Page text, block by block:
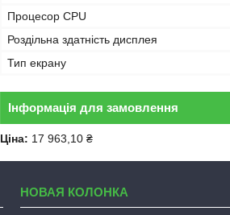
Процесор CPU
Роздільна здатність дисплея
Тип екрану
Інформація для замовлення
Ціна: 17 963,10 ₴
НОВАЯ КОЛОНКА